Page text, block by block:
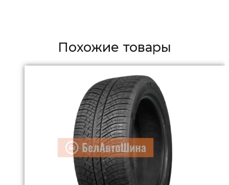
Похожие товары